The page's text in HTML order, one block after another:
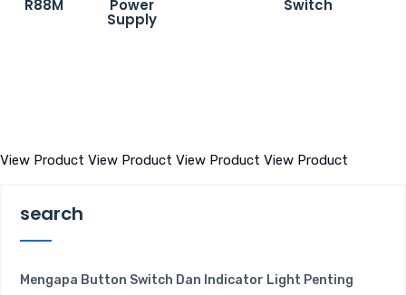
R88M
View Product
Power
Supply
View Product View Product
Switch
View Product
search
Mengapa Button Switch Dan Indicator Light Penting